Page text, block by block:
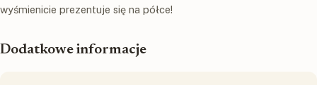
wyśmienicie prezentuje się na półce!
Dodatkowe informacje